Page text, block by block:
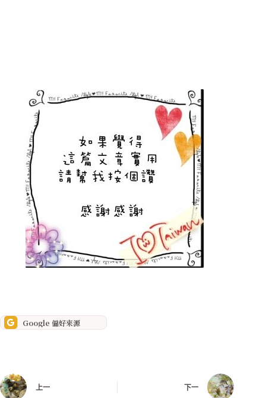
Google 偏好來源
上一 下一